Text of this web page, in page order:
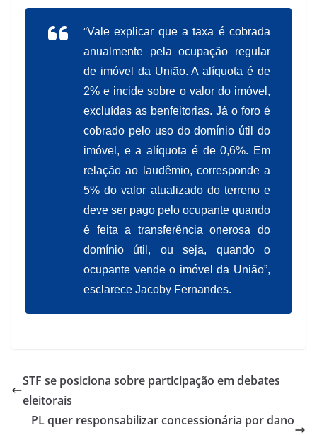
“Vale explicar que a taxa é cobrada
anualmente pela ocupação regular
de imóvel da União. A alíquota é de
2% e incide sobre o valor do imóvel,
excluídas as benfeitorias. Já o foro é
cobrado pelo uso do domínio útil do
imóvel, e a alíquota é de 0,6%. Em
relação ao laudêmio, corresponde a
5% do valor atualizado do terreno e
deve ser pago pelo ocupante quando
é feita a transferência onerosa do
domínio útil, ou seja, quando o
ocupante vende o imóvel da União”,
esclarece Jacoby Fernandes.
STF se posiciona sobre participação em debates
eleitorais
PL quer responsabilizar concessionária por dano